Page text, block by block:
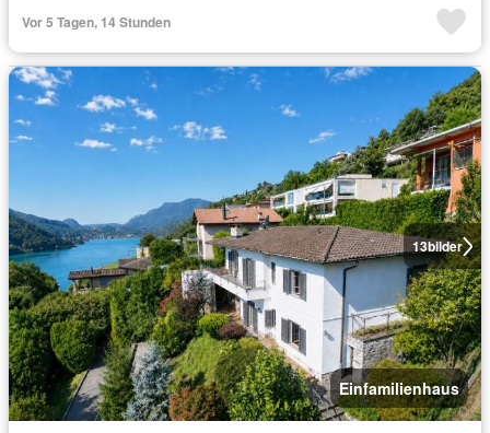
Vor 5 Tagen, 14 Stunden
13bilder
Einfamilienhaus